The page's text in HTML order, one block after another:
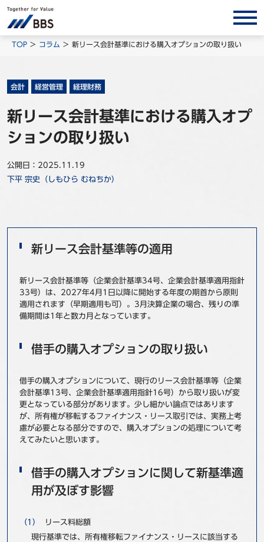
BBSグループネットワーク サステナビリティ 企業情報
株主・投資家情報 採用情報
サービス/ソリューション
製品・ソリューション
インサイト
出版書籍
事例
セミナ−
TOP コラム 新リース会計基準における購入オプションの取り扱い
会計 経営管理 経理財務
新リース会計基準における購入オプ
ションの取り扱い
公開日：2025.11.19
下平 宗史（しもひら むねちか）
新リース会計基準等の適用
新リース会計基準等（企業会計基準34号、企業会計基準適用指針
33号）は、2027年4月1日以降に開始する年度の期首から原則
適用されます（早期適用も可）。3月決算企業の場合、残りの準
備期間は1年と数カ月となっています。
借手の購入オプションの取り扱い
借手の購入オプションについて、現行のリース会計基準等（企業
会計基準13号、企業会計基準適用指針16号）から取り扱いが変
更となっている部分があります。少し細かい論点ではあります
が、所有権が移転するファイナンス・リース取引では、実務上考
慮が必要となる部分ですので、購入オプションの処理について考
えてみたいと思います。
借手の購入オプションに関して新基準適
用が及ぼす影響
リース料総額
現行基準では、所有権移転ファイナンス・リースに該当する